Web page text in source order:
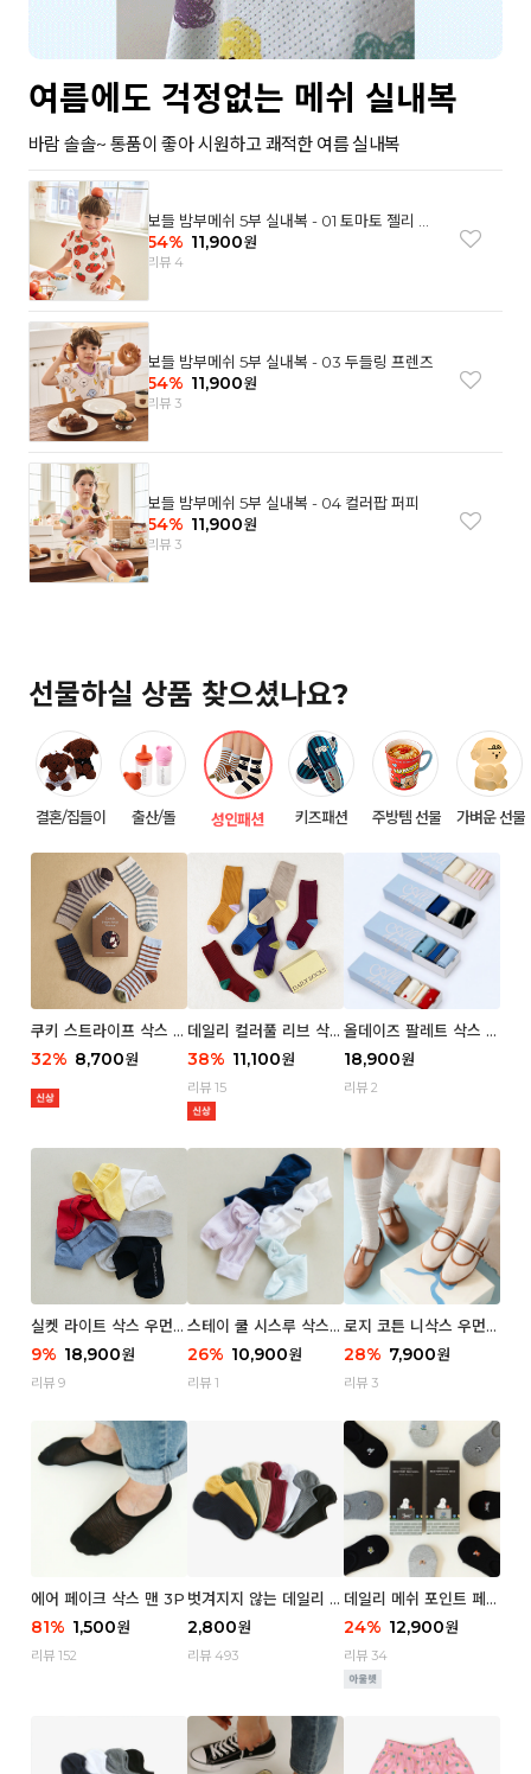
여름에도 걱정없는 메쉬 실내복
바람 솔솔~ 통품이 좋아 시원하고 쾌적한 여름 실내복
보들 밤부메쉬 5부 실내복 - 01 토마토 젤리 베
어
54% 11,900원
리뷰 4
보들 밤부메쉬 5부 실내복 - 03 두들링 프렌즈
54% 11,900원
리뷰 3
보들 밤부메쉬 5부 실내복 - 04 컬러팝 퍼피
54% 11,900원
리뷰 3
선물하실 상품 찾으셨나요?
결혼/집들이 출산/돌 성인패션 키즈패션 주방템 선물 가벼운 선물
쿠키 스트라이프 삭스 우
먼 2P
32% 8,700원
데일리 컬러풀 리브 삭스
우먼 3P 세트
38% 11,100원
리뷰 15
올데이즈 팔레트 삭스 우
먼 5P
18,900원
리뷰 2
실켓 라이트 삭스 우먼 3
P
9% 18,900원
리뷰 9
스테이 쿨 시스루 삭스
우먼 2P
26% 10,900원
리뷰 1
로지 코튼 니삭스 우먼 1
P
28% 7,900원
리뷰 3
에어 페이크 삭스 맨 3P
81% 1,500원
리뷰 152
벗겨지지 않는 데일리 페
이크 삭스 (우먼)
2,800원
리뷰 493
데일리 메쉬 포인트 페이
크 삭스 우먼 4P
24% 12,900원
리뷰 34